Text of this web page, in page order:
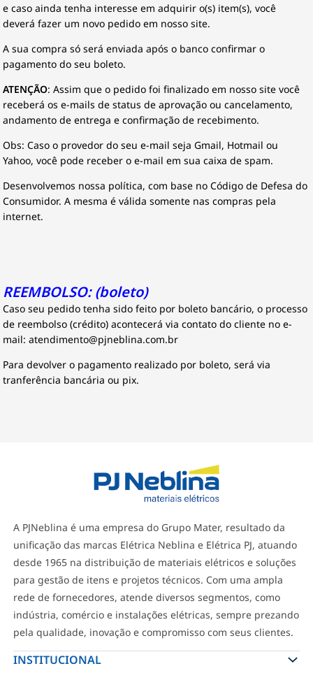
e caso ainda tenha interesse em adquirir o(s) item(s), você
deverá fazer um novo pedido em nosso site.
A sua compra só será enviada após o banco confirmar o
pagamento do seu boleto.
ATENÇÃO: Assim que o pedido foi finalizado em nosso site você
receberá os e-mails de status de aprovação ou cancelamento,
andamento de entrega e confirmação de recebimento.
Obs: Caso o provedor do seu e-mail seja Gmail, Hotmail ou
Yahoo, você pode receber o e-mail em sua caixa de spam.
Desenvolvemos nossa política, com base no Código de Defesa do
Consumidor. A mesma é válida somente nas compras pela
internet.
REEMBOLSO: (boleto)
Caso seu pedido tenha sido feito por boleto bancário, o processo
de reembolso (crédito) acontecerá via contato do cliente no e-
mail: atendimento@pjneblina.com.br
Para devolver o pagamento realizado por boleto, será via
tranferência bancária ou pix.
A PJNeblina é uma empresa do Grupo Mater, resultado da
unificação das marcas Elétrica Neblina e Elétrica PJ, atuando
desde 1965 na distribuição de materiais elétricos e soluções
para gestão de itens e projetos técnicos. Com uma ampla
rede de fornecedores, atende diversos segmentos, como
indústria, comércio e instalações elétricas, sempre prezando
pela qualidade, inovação e compromisso com seus clientes.
INSTITUCIONAL